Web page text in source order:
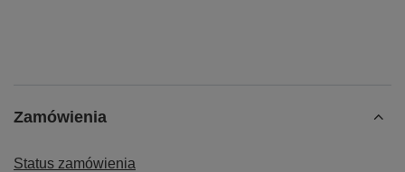
Zamówienia
Status zamówienia